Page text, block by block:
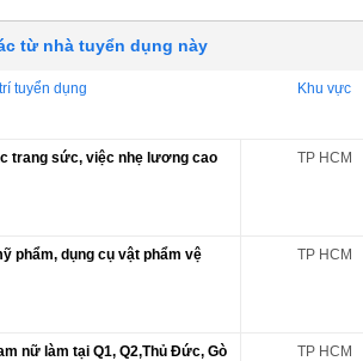
từ nhà tuyển dụng này
tuyển dụng Khu vực
trang sức, việc nhẹ lương cao
TP HCM
phẩm, dụng cụ vật phẩm vệ
TP HCM
nữ làm tại Q1, Q2,Thủ Đức, Gò
TP HCM